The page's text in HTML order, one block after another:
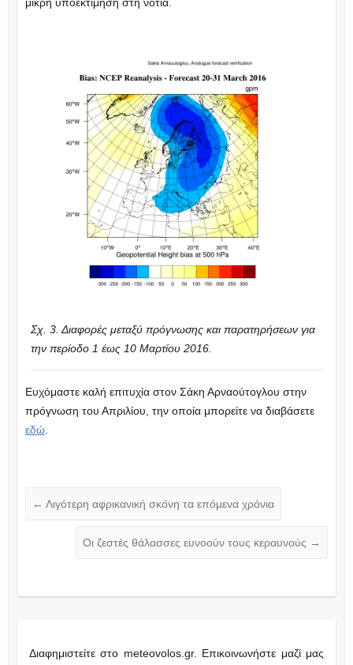
μικρή υποεκτίμηση στη νότια.
Σχ. 3. Διαφορές μεταξύ πρόγνωσης και παρατηρήσεων για
την περίοδο 1 έως 10 Μαρτίου 2016.
Ευχόμαστε καλή επιτυχία στον Σάκη Αρναούτογλου στην
πρόγνωση του Απριλίου, την οποία μπορείτε να διαβάσετε
εδώ.
← Λιγότερη αφρικανική σκόνη τα επόμενα χρόνια
Οι ζεστές θάλασσες ευνοούν τους κεραυνούς →
Διαφημιστείτε στο meteovolos.gr. Επικοινωνήστε μαζί μας